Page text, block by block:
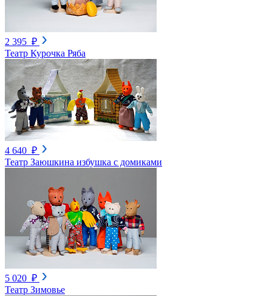
2 395 ₽
Театр Курочка Ряба
4 640 ₽
Театр Заюшкина избушка с домиками
5 020 ₽
Театр Зимовье